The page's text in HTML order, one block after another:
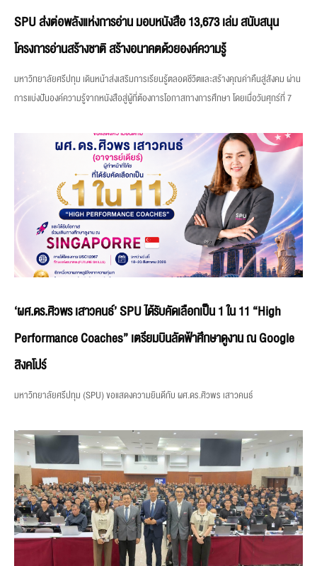
SPU ส่งต่อพลังแห่งการอ่าน มอบหนังสือ 13,673 เล่ม สนับสนุน
โครงการอ่านสร้างชาติ สร้างอนาคตด้วยองค์ความรู้
มหาวิทยาลัยศรีปทุม เดินหน้าส่งเสริมการเรียนรู้ตลอดชีวิตและสร้างคุณค่าคืนสู่สังคม ผ่าน
การแบ่งปันองค์ความรู้จากหนังสือสู่ผู้ที่ต้องการโอกาสทางการศึกษา โดยเมื่อวันศุกร์ที่ 7
‘ผศ.ดร.ศิวพร เสาวคนธ์’ SPU ได้รับคัดเลือกเป็น 1 ใน 11 “High
Performance Coaches” เตรียมบินลัดฟ้าศึกษาดูงาน ณ Google
สิงคโปร์
มหาวิทยาลัยศรีปทุม (SPU) ขอแสดงความยินดีกับ ผศ.ดร.ศิวพร เสาวคนธ์